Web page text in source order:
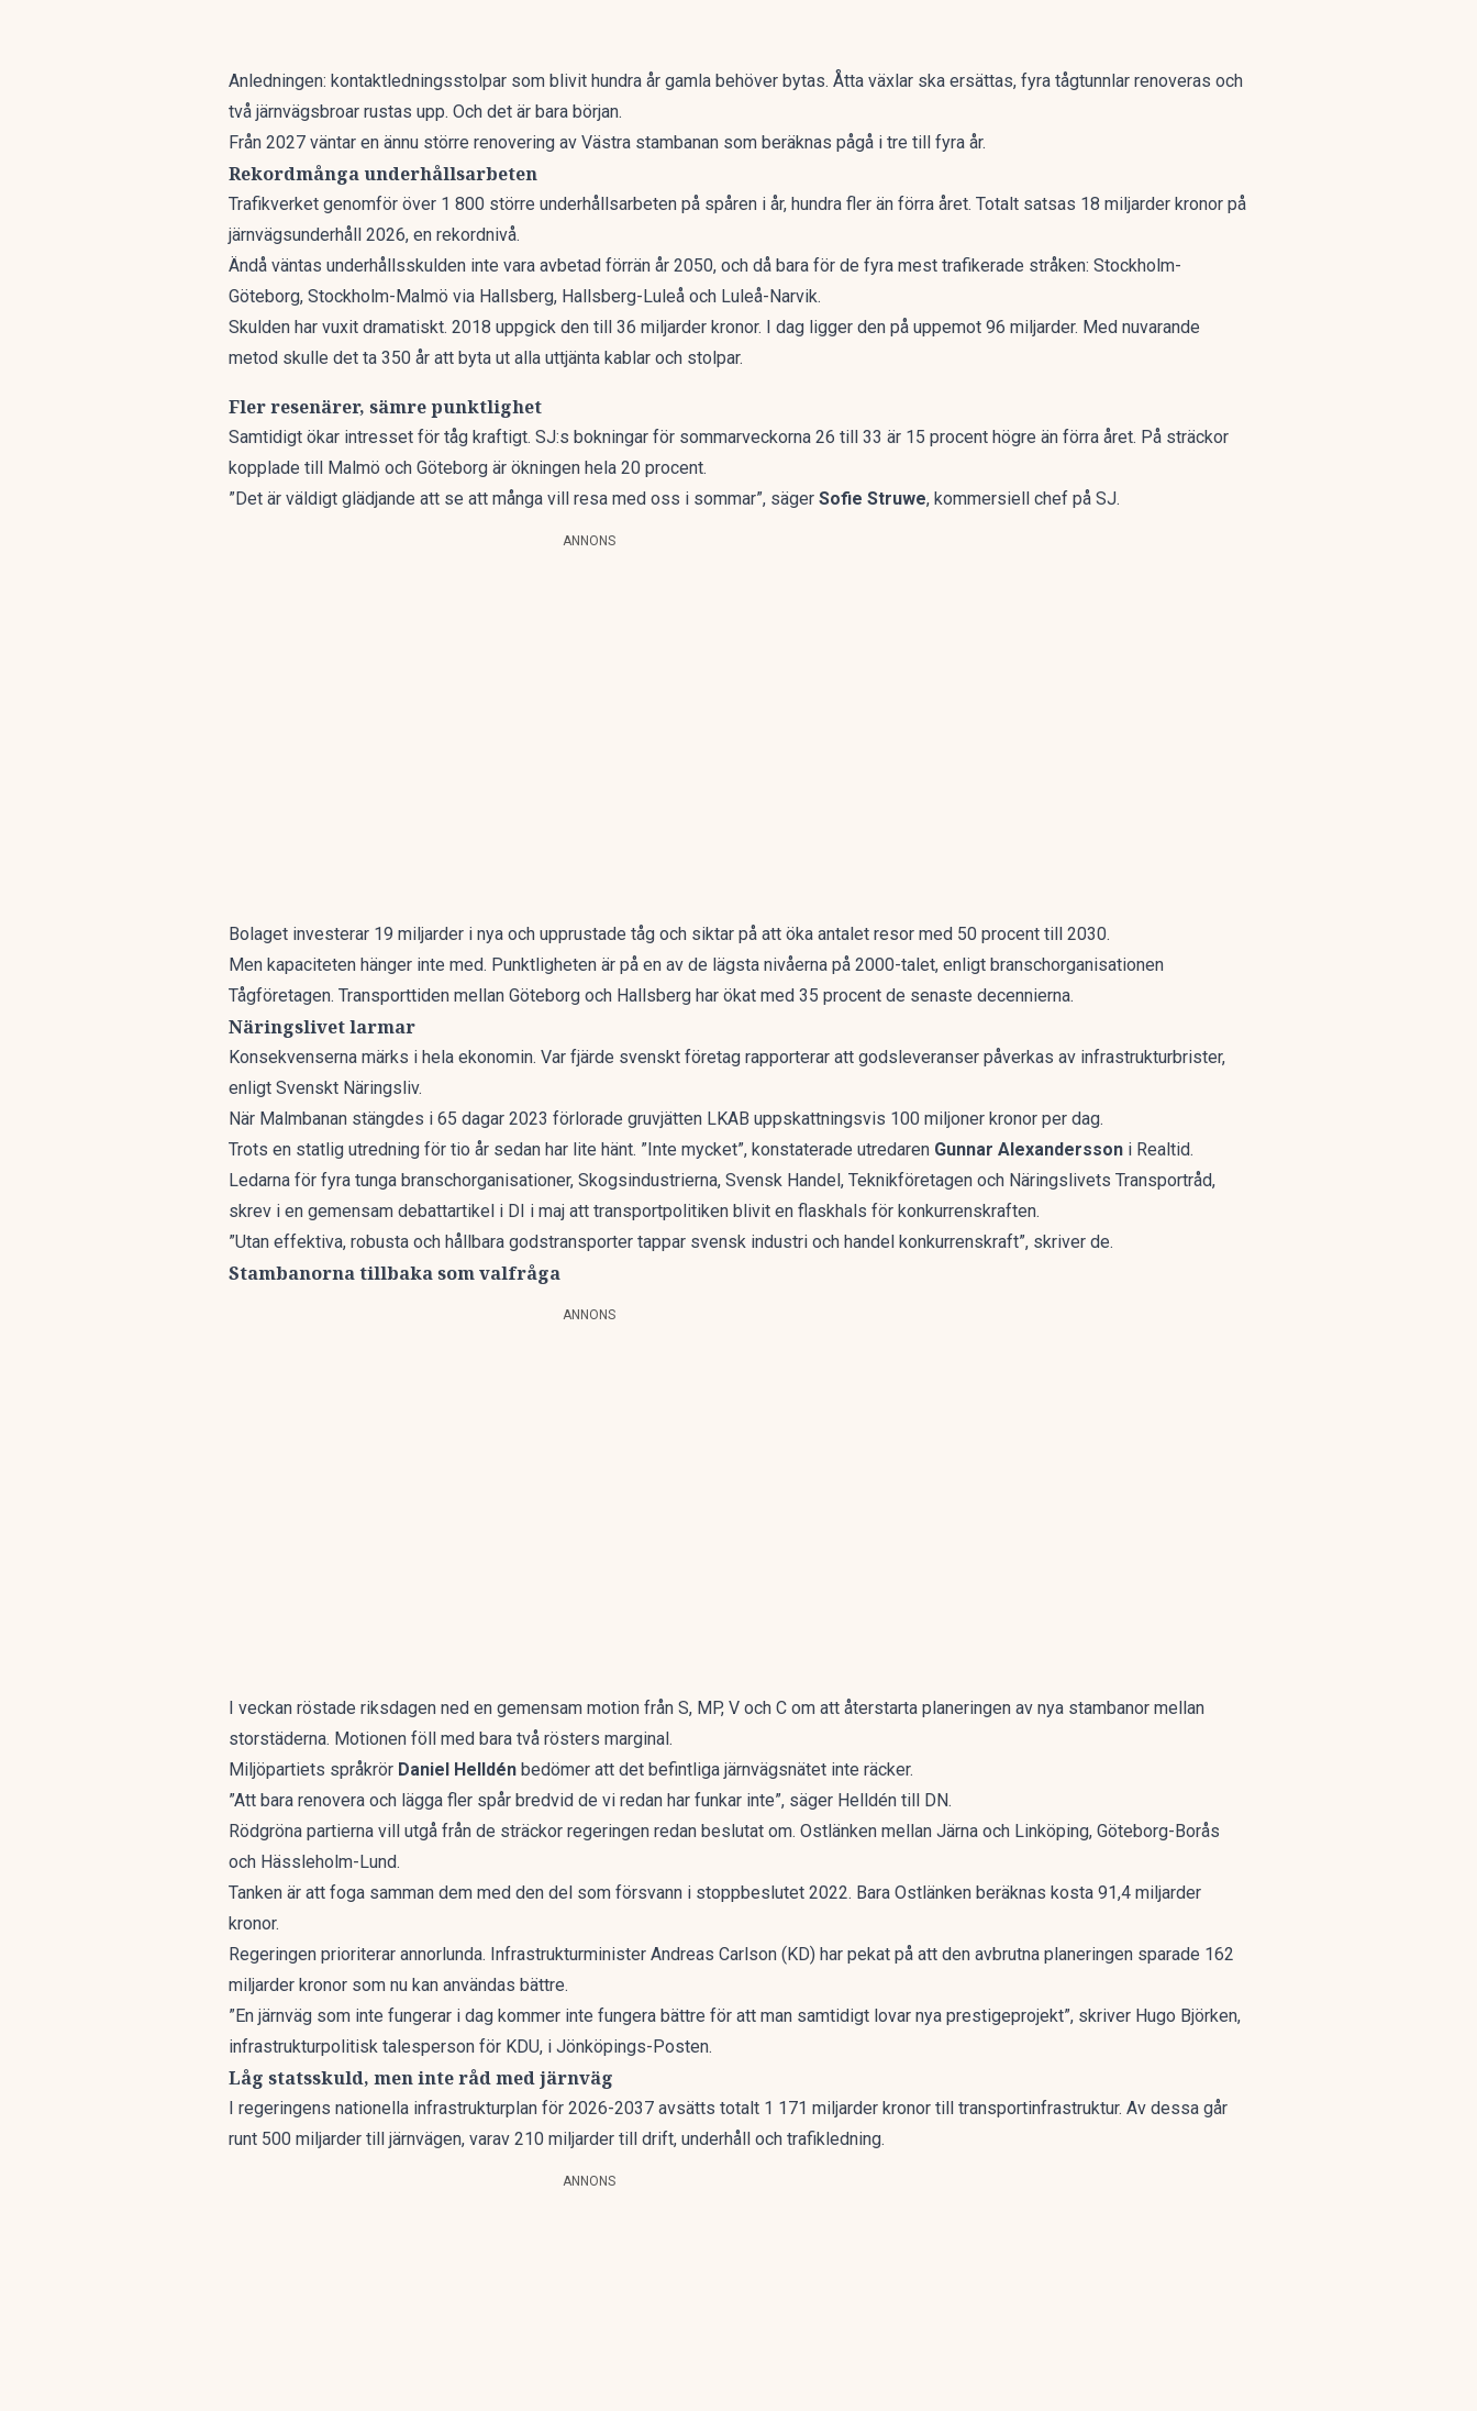
Anledningen: kontaktledningsstolpar som blivit hundra år gamla behöver bytas. Åtta växlar ska ersättas, fyra tågtunnlar renoveras och
två järnvägsbroar rustas upp. Och det är bara början.
Från 2027 väntar en ännu större renovering av Västra stambanan som beräknas pågå i tre till fyra år.
Rekordmånga underhållsarbeten
Trafikverket genomför över 1 800 större underhållsarbeten på spåren i år, hundra fler än förra året. Totalt satsas 18 miljarder kronor på
järnvägsunderhåll 2026, en rekordnivå.
Ändå väntas underhållsskulden inte vara avbetad förrän år 2050, och då bara för de fyra mest trafikerade stråken: Stockholm-
Göteborg, Stockholm-Malmö via Hallsberg, Hallsberg-Luleå och Luleå-Narvik.
Skulden har vuxit dramatiskt. 2018 uppgick den till 36 miljarder kronor. I dag ligger den på uppemot 96 miljarder. Med nuvarande
metod skulle det ta 350 år att byta ut alla uttjänta kablar och stolpar.
Fler resenärer, sämre punktlighet
Samtidigt ökar intresset för tåg kraftigt. SJ:s bokningar för sommarveckorna 26 till 33 är 15 procent högre än förra året. På sträckor
kopplade till Malmö och Göteborg är ökningen hela 20 procent.
”Det är väldigt glädjande att se att många vill resa med oss i sommar”, säger Sofie Struwe, kommersiell chef på SJ.
ANNONS
Bolaget investerar 19 miljarder i nya och upprustade tåg och siktar på att öka antalet resor med 50 procent till 2030.
Men kapaciteten hänger inte med. Punktligheten är på en av de lägsta nivåerna på 2000-talet, enligt branschorganisationen
Tågföretagen. Transporttiden mellan Göteborg och Hallsberg har ökat med 35 procent de senaste decennierna.
Näringslivet larmar
Konsekvenserna märks i hela ekonomin. Var fjärde svenskt företag rapporterar att godsleveranser påverkas av infrastrukturbrister,
enligt Svenskt Näringsliv.
När Malmbanan stängdes i 65 dagar 2023 förlorade gruvjätten LKAB uppskattningsvis 100 miljoner kronor per dag.
Trots en statlig utredning för tio år sedan har lite hänt. ”Inte mycket”, konstaterade utredaren Gunnar Alexandersson i Realtid.
Ledarna för fyra tunga branschorganisationer, Skogsindustrierna, Svensk Handel, Teknikföretagen och Näringslivets Transportråd,
skrev i en gemensam debattartikel i DI i maj att transportpolitiken blivit en flaskhals för konkurrenskraften.
”Utan effektiva, robusta och hållbara godstransporter tappar svensk industri och handel konkurrenskraft”, skriver de.
Stambanorna tillbaka som valfråga
ANNONS
I veckan röstade riksdagen ned en gemensam motion från S, MP, V och C om att återstarta planeringen av nya stambanor mellan
storstäderna. Motionen föll med bara två rösters marginal.
Miljöpartiets språkrör Daniel Helldén bedömer att det befintliga järnvägsnätet inte räcker.
”Att bara renovera och lägga fler spår bredvid de vi redan har funkar inte”, säger Helldén till DN.
Rödgröna partierna vill utgå från de sträckor regeringen redan beslutat om. Ostlänken mellan Järna och Linköping, Göteborg-Borås
och Hässleholm-Lund.
Tanken är att foga samman dem med den del som försvann i stoppbeslutet 2022. Bara Ostlänken beräknas kosta 91,4 miljarder
kronor.
Regeringen prioriterar annorlunda. Infrastrukturminister Andreas Carlson (KD) har pekat på att den avbrutna planeringen sparade 162
miljarder kronor som nu kan användas bättre.
”En järnväg som inte fungerar i dag kommer inte fungera bättre för att man samtidigt lovar nya prestigeprojekt”, skriver Hugo Björken,
infrastrukturpolitisk talesperson för KDU, i Jönköpings-Posten.
Låg statsskuld, men inte råd med järnväg
I regeringens nationella infrastrukturplan för 2026-2037 avsätts totalt 1 171 miljarder kronor till transportinfrastruktur. Av dessa går
runt 500 miljarder till järnvägen, varav 210 miljarder till drift, underhåll och trafikledning.
ANNONS